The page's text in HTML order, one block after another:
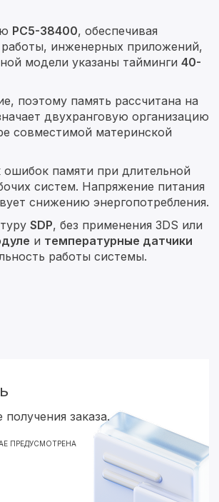
PC5-38400, обеспечивая
инженерных приложений,
модели указаны тайминги 40-
поэтому память рассчитана на
двухранговую организацию
совместимой материнской
памяти при длительной
систем. Напряжение питания
снижению энергопотребления.
SDP, без применения 3DS или
и температурные датчики
работы системы.
заказа.
ПРЕДУСМОТРЕНА